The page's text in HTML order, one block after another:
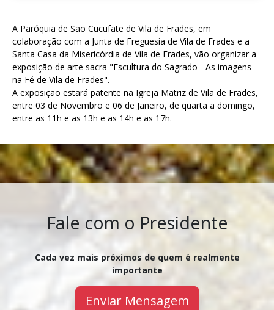
A Paróquia de São Cucufate de Vila de Frades, em
colaboração com a Junta de Freguesia de Vila de Frades e a
Santa Casa da Misericórdia de Vila de Frades, vão organizar a
exposição de arte sacra "Escultura do Sagrado - As imagens
na Fé de Vila de Frades".
A exposição estará patente na Igreja Matriz de Vila de Frades,
entre 03 de Novembro e 06 de Janeiro, de quarta a domingo,
entre as 11h e as 13h e as 14h e as 17h.
Fale com o Presidente
Cada vez mais próximos de quem é realmente
importante
Enviar Mensagem